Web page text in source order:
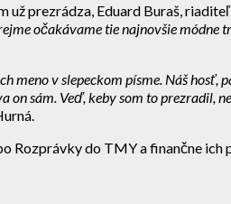
prezrádza, Eduard Buraš,
očakávame tie najnovšie
meno v slepeckom písme. Náš
on sám. Veď, keby som to prezradil,
Rozprávky do TMY a finančne